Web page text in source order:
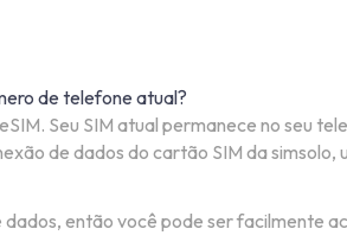
de telefone atual?
Seu SIM atual permanece no seu
de dados do cartão SIM da
então você pode ser facilmente